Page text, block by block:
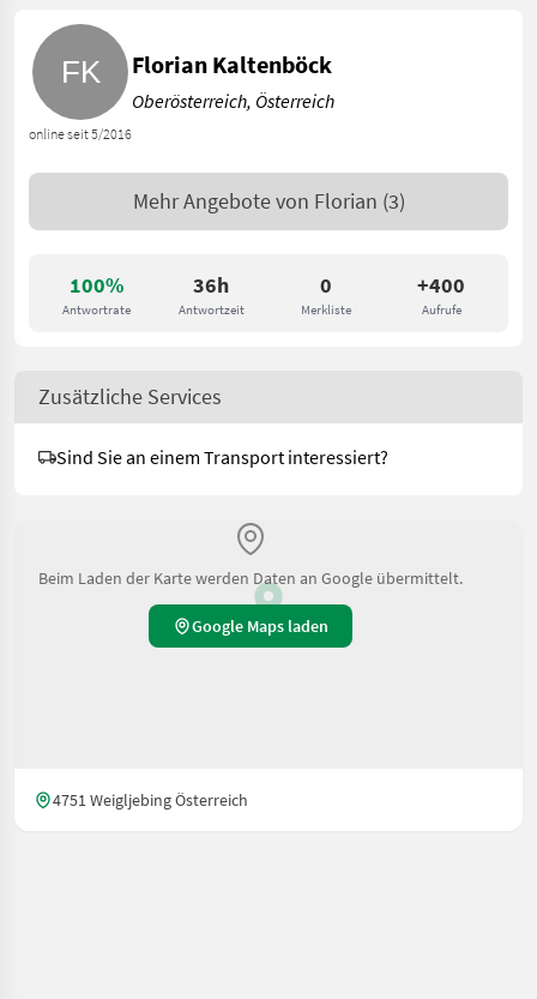
100%
Antwortrate
36h
Antwortzeit
0
Merkliste
+400
Aufrufe
online seit 5/2016
Florian Kaltenböck
Oberösterreich, Österreich
Mehr Angebote von Florian (3)
Zusätzliche Services
Sind Sie an einem Transport interessiert?
Beim Laden der Karte werden Daten an Google übermittelt.
Google Maps laden
4751 Weigljebing Österreich